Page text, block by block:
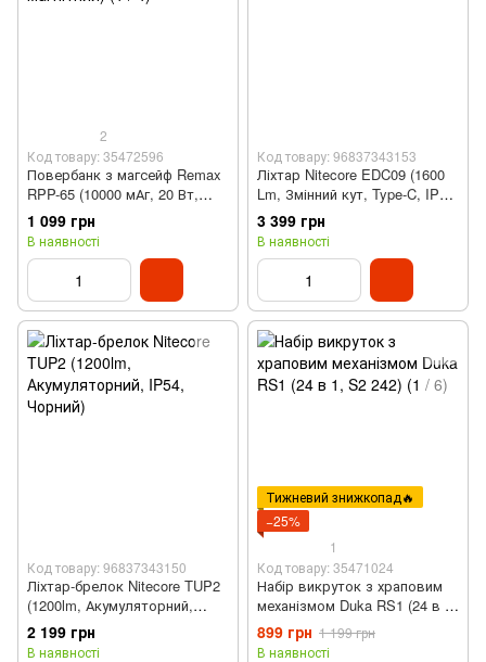
2
Код товару: 35472596
Повербанк з магсейф Remax
RPP-65 (10000 мАг, 20 Вт,
бездротовий, магнітний)
1 099 грн
В наявності
Код товару: 96837343153
Ліхтар Nitecore EDC09 (1600
Lm, Змінний кут, Type-C, IP68,
Чорний)
3 399 грн
В наявності
Код товару: 96837343150
Ліхтар-брелок Nitecore TUP2
(1200lm, Акумуляторний,
IP54, Чорний)
2 199 грн
В наявності
Тижневий знижкопад🔥
−25%
1
Код товару: 35471024
Набір викруток з храповим
механізмом Duka RS1 (24 в 1,
S2 242)
899 грн 1 199 грн
В наявності